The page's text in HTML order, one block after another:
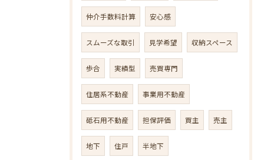
仲介手数料計算 安心感
スムーズな取引 見学希望 収納スペース
歩合 実績型 売買専門
住居系不動産 事業用不動産
砥石用不動産 担保評価 買主 売主
地下 住戸 半地下